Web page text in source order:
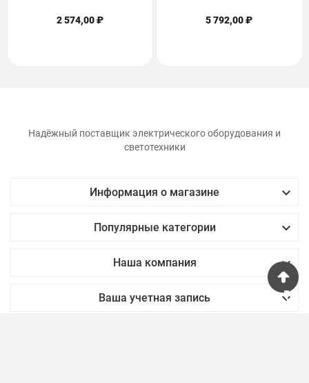
2 574,00 ₽ 5 792,00 ₽
Надёжный поставщик электрического оборудования и
светотехники
Информация о магазине 
Популярные категории 
Наша компания 
Ваша учетная запись 
phone